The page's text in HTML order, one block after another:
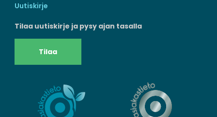
Uutiskirje
Tilaa uutiskirje ja pysy ajan tasalla
Tilaa